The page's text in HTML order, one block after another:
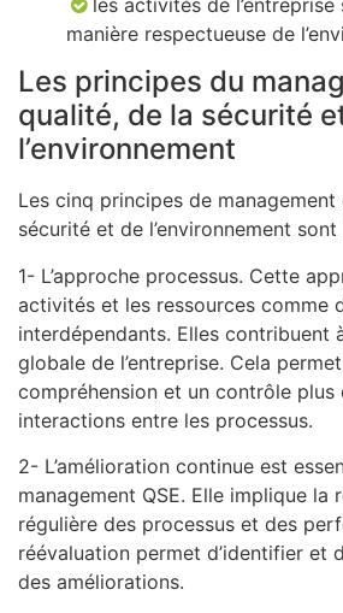
manière respectueuse de
Les principes du
qualité, de la sécurité
l’environnement
Les cinq principes de
sécurité et de l’environnement
1- L’approche processus. Cette
activités et les ressources comme
interdépendants. Elles contribuent
globale de l’entreprise. Cela
compréhension et un contrôle plus
interactions entre les processus.
2- L’amélioration continue est
management QSE. Elle implique la
régulière des processus et des
réévaluation permet d’identifier et
des améliorations.